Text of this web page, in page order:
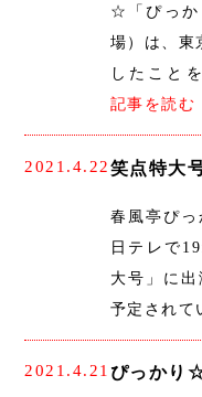
☆「ぴっか
場）は、東
したこと
記事を読む
2021.4.22笑点特大
春風亭ぴ
日テレで
大号」に
予定され
2021.4.21ぴっかり